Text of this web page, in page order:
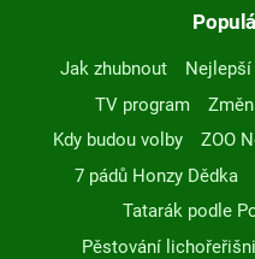
Jak zhubnout
TV program
Kdy budou volby
ZOO
7 pádů Honzy Dědka
Tatarák podle
Pěstování